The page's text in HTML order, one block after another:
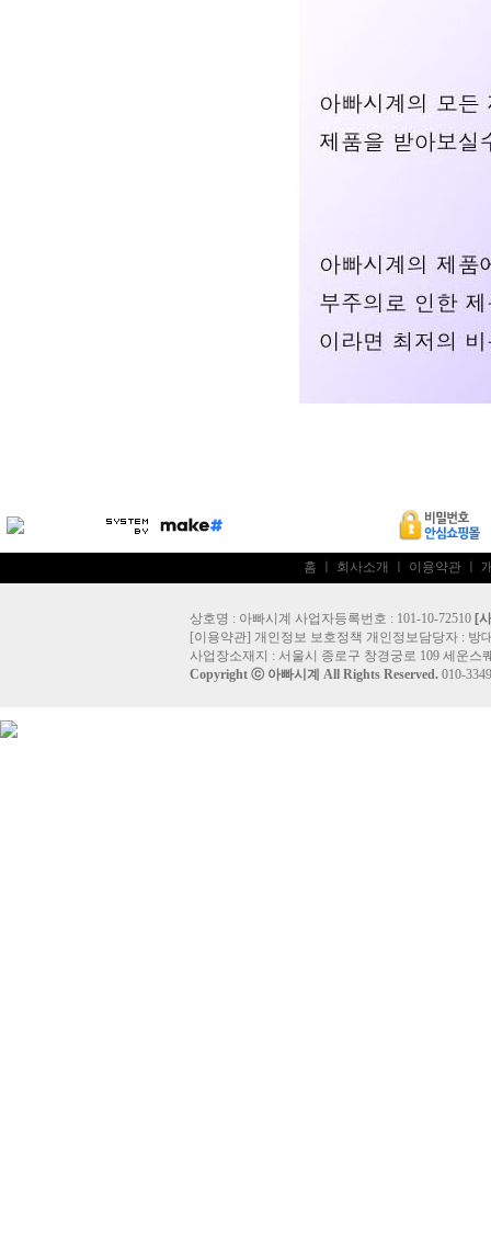
홈 회사소개 이용약관
상호명 : 아빠시계 사업자등록번호 : 101-10-72510 [
[이용약관] 개인정보 보호정책 개인정보담당자 : 방
사업장소재지 : 서울시 종로구 창경궁로 109 세운스
Copyright ⓒ 아빠시계 All Rights Reserved. 010-